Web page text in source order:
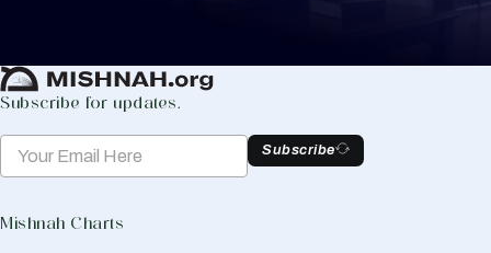
Subscribe for updates.
Subscribe
Mishnah Charts